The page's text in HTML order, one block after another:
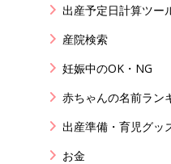
出産予定日計算ツー
産院検索
妊娠中のOK・NG
赤ちゃんの名前ラン
出産準備・育児グッ
お金